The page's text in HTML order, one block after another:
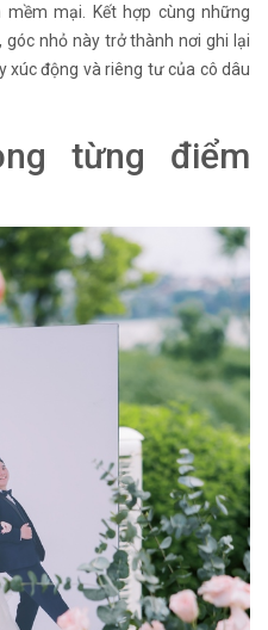
mại. Kết hợp cùng những
nhỏ này trở thành nơi ghi lại
xúc động và riêng tư của cô dâu
từng điểm